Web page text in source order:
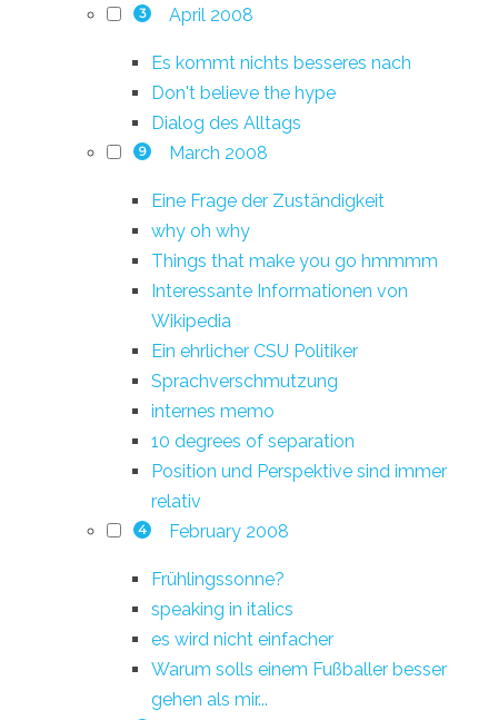
3 April 2008
Es kommt nichts besseres nach
Don't believe the hype
Dialog des Alltags
9 March 2008
Eine Frage der Zuständigkeit
why oh why
Things that make you go hmmmm
Interessante Informationen von
Wikipedia
Ein ehrlicher CSU Politiker
Sprachverschmutzung
internes memo
10 degrees of separation
Position und Perspektive sind immer
relativ
4 February 2008
Frühlingssonne?
speaking in italics
es wird nicht einfacher
Warum solls einem Fußballer besser
gehen als mir...